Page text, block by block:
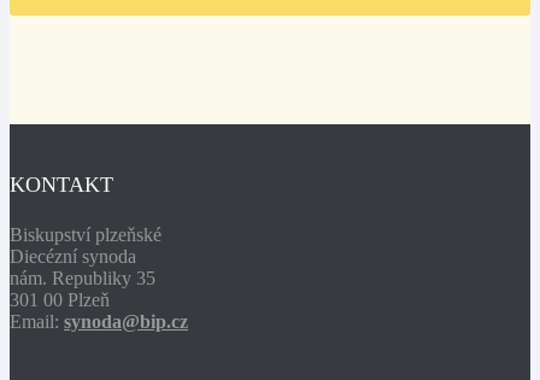
KONTAKT
Biskupství plzeňské
Diecézní synoda
nám. Republiky 35
301 00 Plzeň
Email: synoda@bip.cz